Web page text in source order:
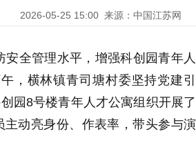
2026-05-25 15:00 来源：中国江苏网
全管理水平，增强科创园青年人
，横林镇青司塘村委坚持党建引
园8号楼青年人才公寓组织开展了
动亮身份、作表率，带头参与演